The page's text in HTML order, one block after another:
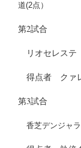
道(2点）
第2試合
リオセレス
得点者 クァ
第3試合
香芝デンジャ